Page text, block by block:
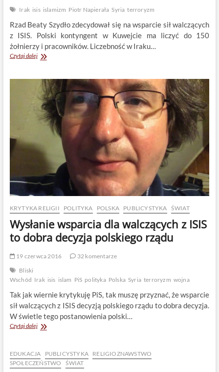
Irak isis islamizm Piotr Napierała Syria terroryzm
Rzad Beaty Szydło zdecydował się na wsparcie sił walczących
z ISIS. Polski kontyngent w Kuwejcie ma liczyć do 150
żołnierzy i pracowników. Liczebność w Iraku…
Czytaj dalejPolska
koalicji
przeciw
ISIS.
Źle
to
dobrze?
KRYTYKA RELIGII POLITYKA POLSKA PUBLICYSTYKA ŚWIAT
Wysłanie wsparcia dla walczących z ISIS
to dobra decyzja polskiego rządu
19 czerwca 2016
32 komentarze
Bliski
Wschód Irak isis islam PiS polityka Polska Syria terroryzm wojna
Tak jak wiernie krytykuję PiS, tak muszę przyznać, że wsparcie
sił walczących z ISIS decyzją polskiego rządu to dobra decyzja.
W świetle tego postanowienia polski…
Czytaj dalejWysłanie
walczących
z
ISIS
EDUKACJA PUBLICYSTYKA
RELIGIOZNAWSTWO
SPOŁECZEŃSTWO
ŚWIAT